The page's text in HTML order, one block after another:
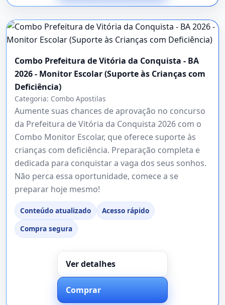
Combo Prefeitura de Vitória da Conquista - BA
2026 - Monitor Escolar (Suporte às Crianças com
Deficiência)
Categoria: Combo Apostilas
Aumente suas chances de aprovação no concurso
da Prefeitura de Vitória da Conquista 2026 com o
Combo Monitor Escolar, que oferece suporte às
crianças com deficiência. Preparação completa e
dedicada para conquistar a vaga dos seus sonhos.
Não perca essa oportunidade, comece a se
preparar hoje mesmo!
Conteúdo atualizado
Acesso rápido
Compra segura
Ver detalhes
Comprar